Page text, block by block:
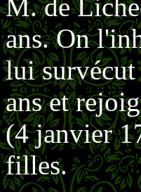
M. de
ans. On
lui survécut
ans et
(4 janvier
filles.